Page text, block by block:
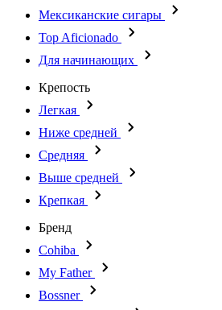
Мексиканские сигары
Top Aficionado
Для начинающих
Крепость
Легкая
Ниже средней
Средняя
Выше средней
Крепкая
Бренд
Cohiba
My Father
Bossner